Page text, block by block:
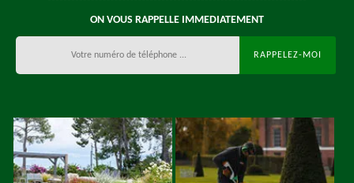
ON VOUS RAPPELLE IMMEDIATEMENT